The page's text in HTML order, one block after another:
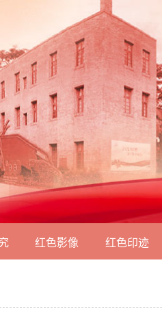
红色影像 红色印迹